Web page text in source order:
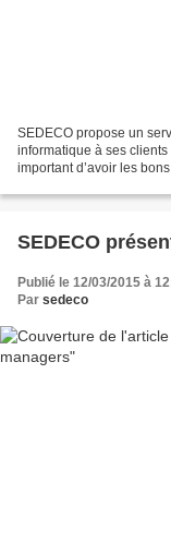
SEDECO propose un
informatique à ses
important d’avoir les
SEDECO
Publié le 12/03/2015 à
Par sedeco